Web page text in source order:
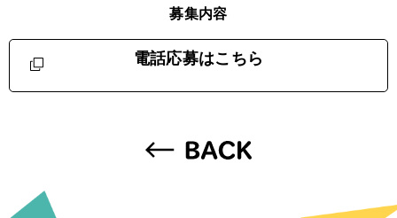
募集内容
電話応募はこちら